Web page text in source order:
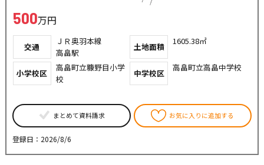
500万円
交通
ＪＲ奥羽本線
高畠駅
土地面積
1605.38㎡
小学校区
高畠町立糠野目小学
校
中学校区
高畠町立高畠中学校
まとめて資料請求 お気に入りに追加する
登録日：2026/8/6